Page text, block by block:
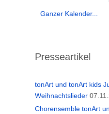
Ganzer Kalender...
Presseartikel
tonArt und tonArt kids
Weihnachtslieder
Chorensemble tonArt